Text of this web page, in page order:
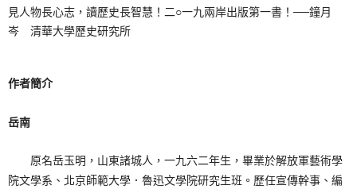
見人物長心志，讀歷史長智慧！二○一九兩岸出版第一書！──鐘月
岑 清華大學歷史研究所
作者簡介
岳南
原名岳玉明，山東諸城人，一九六二年生，畢業於解放軍藝術學
院文學系、北京師範大學．魯迅文學院研究生班。歷任宣傳幹事、編